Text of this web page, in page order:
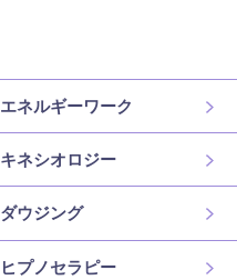
エネルギーワーク
キネシオロジー
ダウジング
ヒプノセラピー